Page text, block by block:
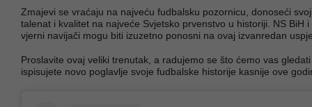
Zmajevi se vraćaju na najveću fudbalsku pozornicu, donoseći
talenat i kvalitet na najveće Svjetsko prvenstvo u historiji. NS BiH i
vjerni navijači mogu biti izuzetno ponosni na ovaj izvanredan
Proslavite ovaj veliki trenutak, a radujemo se što ćemo vas
ispisujete novo poglavlje svoje fudbalske historije kasnije ove